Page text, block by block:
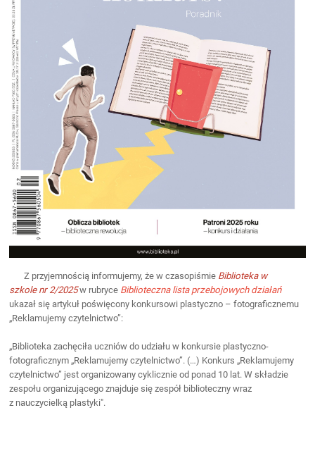
Z przyjemnością informujemy, że w czasopiśmie Biblioteka w
szkole nr 2/2025 w rubryce Biblioteczna lista przebojowych działań
ukazał się artykuł poświęcony konkursowi plastyczno – fotograficznemu
„Reklamujemy czytelnictwo”:
„Biblioteka zachęciła uczniów do udziału w konkursie plastyczno-
fotograficznym „Reklamujemy czytelnictwo”. (…) Konkurs „Reklamujemy
czytelnictwo” jest organizowany cyklicznie od ponad 10 lat. W składzie
zespołu organizującego znajduje się zespół biblioteczny wraz
z nauczycielką plastyki".